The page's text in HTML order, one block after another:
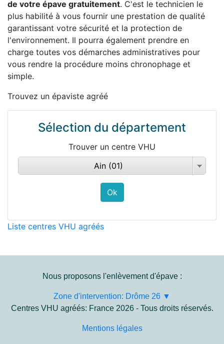
de votre épave gratuitement. C'est le technicien le
plus habilité à vous fournir une prestation de qualité
garantissant votre sécurité et la protection de
l'environnement. Il pourra également prendre en
charge toutes vos démarches administratives pour
vous rendre la procédure moins chronophage et
simple.
Trouvez un épaviste agréé
Sélection du département
Trouver un centre VHU
Ain (01)
Liste centres VHU agréés
Nous proposons l'enlèvement d'épave :
Zone d'intervention: Drôme 26 ▼
Centres VHU agréés: France 2026 - Tous droits réservés.
Mentions légales